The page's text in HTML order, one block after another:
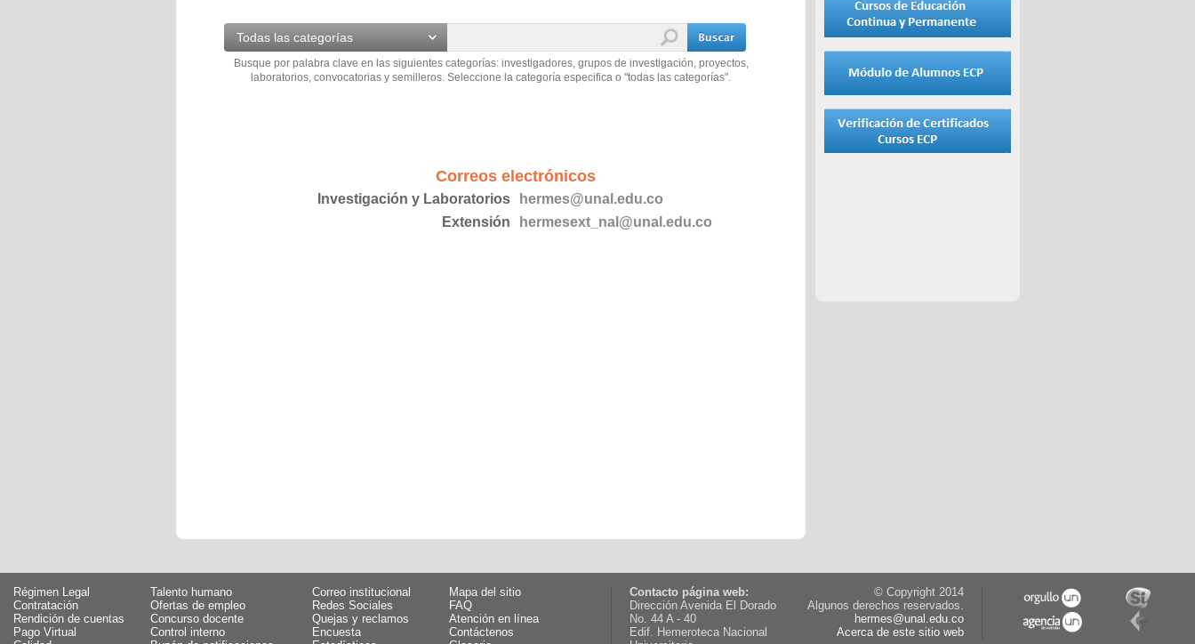
Todas las categorías
Busque por palabra clave en las siguientes categorías: investigadores, grupos de investigación, proyectos,
laboratorios, convocatorias y semilleros. Seleccione la categoría especifica o "todas las categorías".
Correos electrónicos
Investigación y Laboratorios
hermes@unal.edu.co
Extensión
hermesext_nal@unal.edu.co
Régimen Legal
Talento humano
Contratación
Ofertas de empleo
Rendición de cuentas
Concurso docente
Pago Virtual
Control interno
Correo institucional
Mapa del sitio
Redes Sociales
FAQ
Quejas y reclamos
Atención en línea
Encuesta
Contáctenos
Contacto página web:
Dirección Avenida El Dorado
No. 44 A - 40
Edif. Hemeroteca Nacional
© Copyright 2014
Algunos derechos reservados.
hermes@unal.edu.co
Acerca de este sitio web